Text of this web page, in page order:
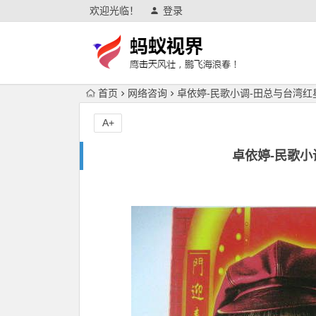
欢迎光临！ 登录
首页 网络咨询 卓依婷-民歌小调-田总与台湾红
卓依婷-民歌
A+